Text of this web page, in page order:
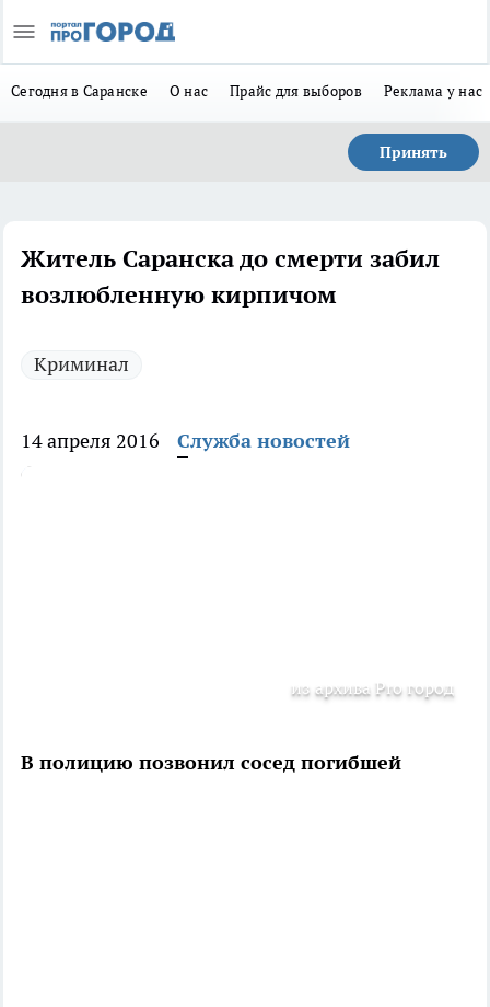
Сегодня в Саранске О нас Прайс для выборов Реклама у нас
Принять
Житель Саранска до смерти забил
возлюбленную кирпичом
Криминал
14 апреля 2016 Служба новостей
из архива Pro город
В полицию позвонил сосед погибшей